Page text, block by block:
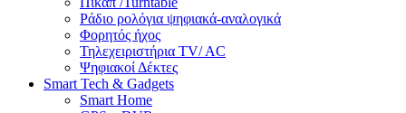
Ράδιο ρολόγια ψηφιακά-αναλογικά
Φορητός ήχος
Τηλεχειριστήρια TV/ AC
Ψηφιακοί Δέκτες
Smart Tech & Gadgets
Smart Home